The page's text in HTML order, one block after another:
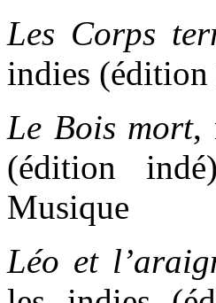
Les Corps
indies (édition
Le Bois mort,
(édition
Musique
Léo et